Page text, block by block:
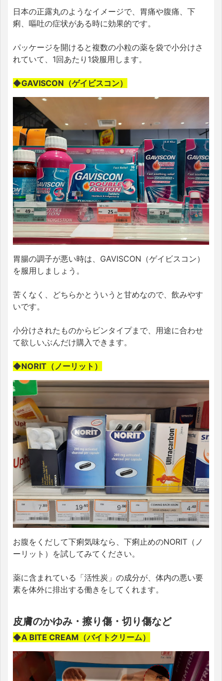
日本の正露丸のようなイメージで、胃痛や腹痛、下
痢、嘔吐の症状がある時に効果的です。
パッケージを開けると複数の小粒の薬を袋で小分けさ
れていて、1回あたり1袋服用します。
◆GAVISCON（ゲイビスコン）
胃腸の調子が悪い時は、GAVISCON（ゲイビスコン）
を服用しましょう。
苦くなく、どちらかとういうと甘めなので、飲みやす
いです。
小分けされたものからビンタイプまで、用途に合わせ
て欲しいぶんだけ購入できます。
◆NORIT（ノーリット）
お腹をくだして下痢気味なら、下痢止めのNORIT（ノ
ーリット）を試してみてください。
薬に含まれている「活性炭」の成分が、体内の悪い要
素を体外に排出する働きをしてくれます。
皮膚のかゆみ・擦り傷・切り傷など
◆A BITE CREAM（バイトクリーム）